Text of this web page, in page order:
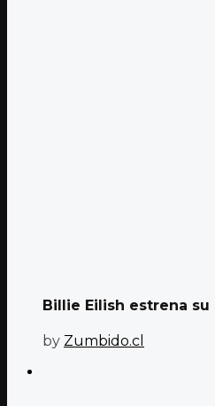
Billie Eilish estrena
by Zumbido.cl